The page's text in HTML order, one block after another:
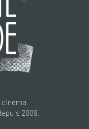
cinéma
2009.